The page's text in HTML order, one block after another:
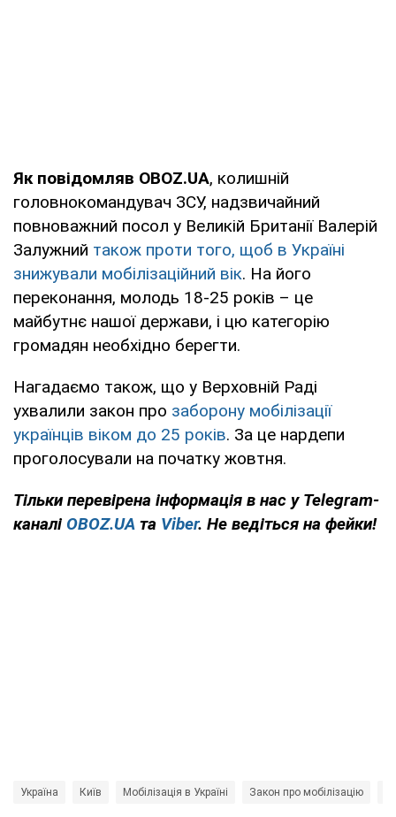
Як повідомляв OBOZ.UA, колишній
головнокомандувач ЗСУ, надзвичайний
повноважний посол у Великій Британії Валерій
Залужний також проти того, щоб в Україні
знижували мобілізаційний вік. На його
переконання, молодь 18-25 років – це
майбутнє нашої держави, і цю категорію
громадян необхідно берегти.
Нагадаємо також, що у Верховній Раді
ухвалили закон про заборону мобілізації
українців віком до 25 років. За це нардепи
проголосували на початку жовтня.
Тільки перевірена інформація в нас у Telegram-
каналі OBOZ.UA та Viber. Не ведіться на фейки!
Україна Київ Мобілізація в Україні Закон про мобілізацію